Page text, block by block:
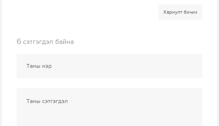
Хариулт бичих
6 сэтгэгдэл байна